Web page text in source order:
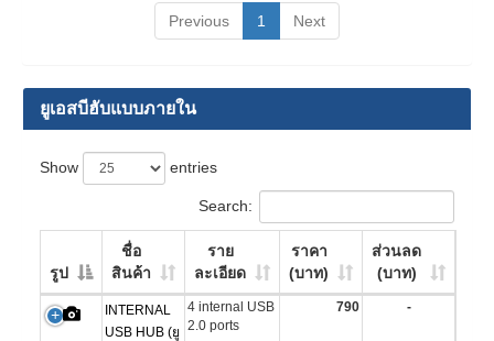
Previous
1 Next
ยูเอสบีฮับแบบภายใน
Show entries
Search:
รูป
ชื่อ
สินค้า
ราย
ละเอียด
ราคา
(บาท)
ส่วนลด
(บาท)
INTERNAL
USB HUB (ยู
4 internal USB
2.0 ports
790 -